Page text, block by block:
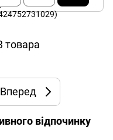
товара
Вперед
відпочинку